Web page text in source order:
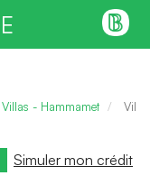
- Hammamet Villa
Simuler mon crédit